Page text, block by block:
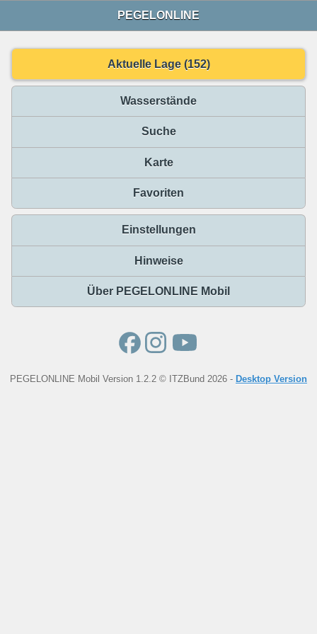
PEGELONLINE
Aktuelle Lage (152)
Wasserstände
Suche
Karte
Favoriten
Einstellungen
Hinweise
Über PEGELONLINE Mobil
PEGELONLINE Mobil Version 1.2.2 © ITZBund 2026 - Desktop Version